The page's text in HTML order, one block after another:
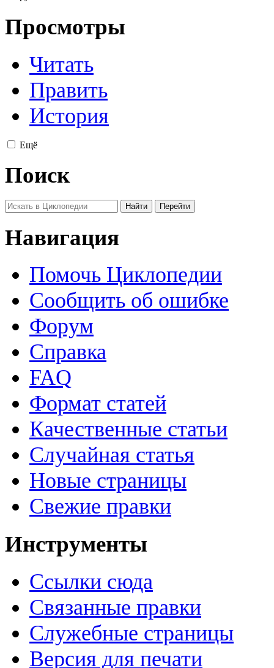
Просмотры
Читать
Править
История
Ещё
Поиск
Навигация
Помочь Циклопедии
Сообщить об ошибке
Форум
Справка
FAQ
Формат статей
Качественные статьи
Случайная статья
Новые страницы
Свежие правки
Инструменты
Ссылки сюда
Связанные правки
Служебные страницы
Версия для печати